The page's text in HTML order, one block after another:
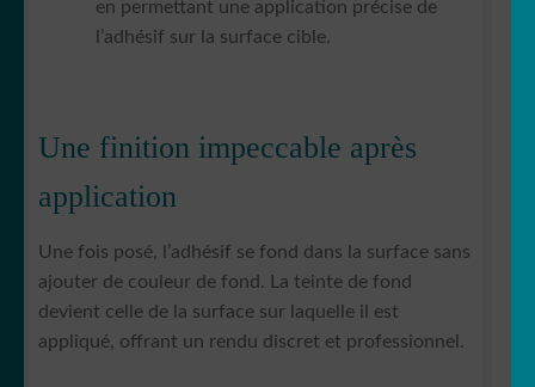
en permettant une application précise de
l’adhésif sur la surface cible.
Une finition impeccable après
application
Une fois posé, l’adhésif se fond dans la surface sans
ajouter de couleur de fond. La teinte de fond
devient celle de la surface sur laquelle il est
appliqué, offrant un rendu discret et professionnel.